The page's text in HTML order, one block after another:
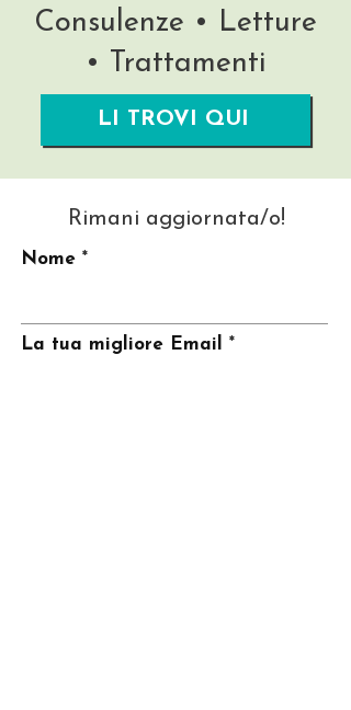
Consulenze • Letture
• Trattamenti
LI TROVI QUI
Rimani aggiornata/o!
Nome
La tua migliore Email